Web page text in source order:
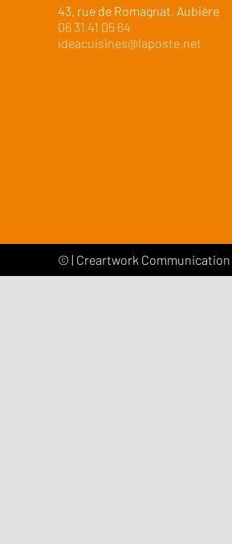
43, rue de Romagnat, Aubière
06 31 41 05 64
ideacuisines@laposte.net
© | Creartwork Communication